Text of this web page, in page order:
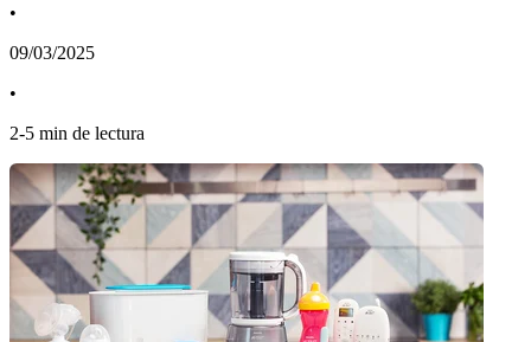
•
09/03/2025
•
2-5 min de lectura